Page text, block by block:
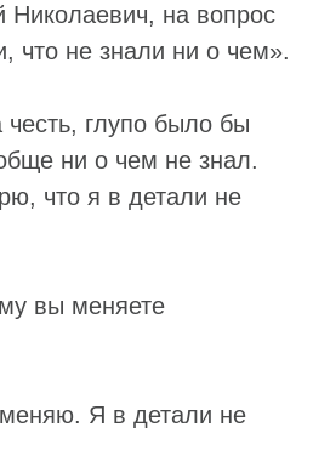
на вопрос
что не знали ни о чем».
глупо было бы
ни о чем не знал.
что я в детали не
вы меняете
Я в детали не